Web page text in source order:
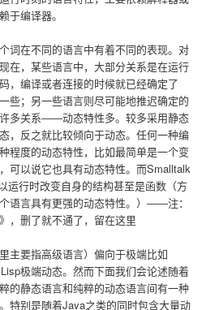
于编译器。
词在不同的语言中有着不同的表现。对
在，某些语言中，大部分关系是在运行
，编译或者连接的时候就已经确定了
；另一些语言则尽可能地推迟确定的
多关系――动态特性多。较多采用静态
，反之就比较倾向于动态。任何一种编
程度的动态特性，比如最简单是一个变
可以说它也具有动态特性。而Smalltalk
运行时改变自身的结构甚至是函数（方
语言具有更强的动态特性。）――注：
，删了就不通了，留在这里
主要指高级语言）偏向于极端比如
极端动态。然而下面我们会论述随着
的静态语言和纯粹的动态语言间有一种
特别是随着Java之类的同时包含大量动